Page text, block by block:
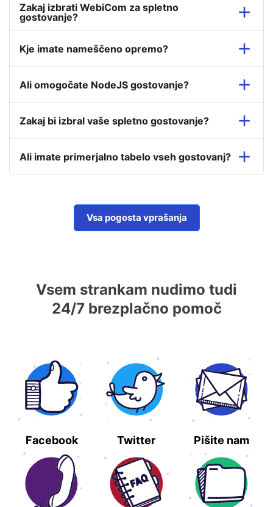
Zakaj izbrati WebiCom za spletno
gostovanje?
Kje imate nameščeno opremo?
Ali omogočate NodeJS gostovanje?
Zakaj bi izbral vaše spletno gostovanje?
Ali imate primerjalno tabelo vseh gostovanj?
Vsa pogosta vprašanja
Vsem strankam nudimo tudi
24/7 brezplačno pomoč
Facebook Twitter Pišite nam